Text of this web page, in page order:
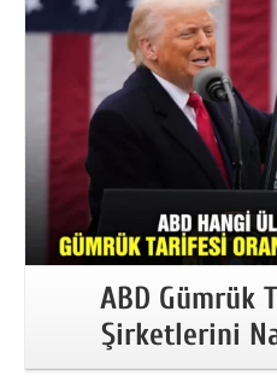
ABD Gümrük
Şirketlerini